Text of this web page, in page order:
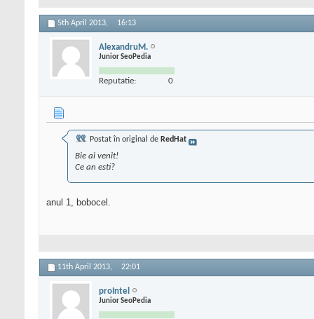
5th April 2013, 16:13
AlexandruM.
Junior SeoPedia
Reputatie: 0
Postat în original de RedHat
Bie ai venit!
Ce an esti?
anul 1, bobocel.
11th April 2013, 22:01
proIntel
Junior SeoPedia